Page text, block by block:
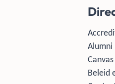
Alumni
Beleid